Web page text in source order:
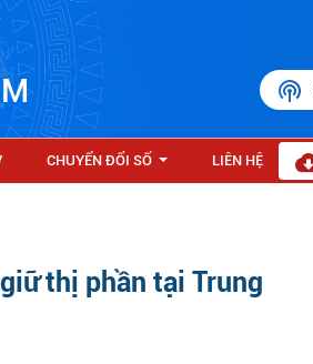
CHUYỂN ĐỔI SỐ LIÊN HỆ
thị phần tại Trung